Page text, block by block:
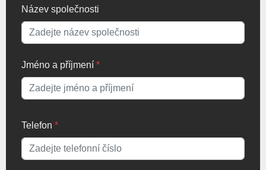
Název společnosti
Jméno a příjmení *
Telefon *